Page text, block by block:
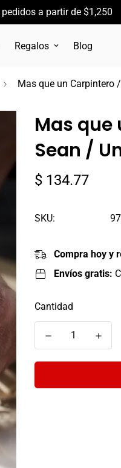
a partir de $1,250
Regalos Blog
Mas que un Carpintero
Mas
Sean /
Precio
$ 134.77
SKU:
Compra hoy y
Envíos gratis:
Cantidad